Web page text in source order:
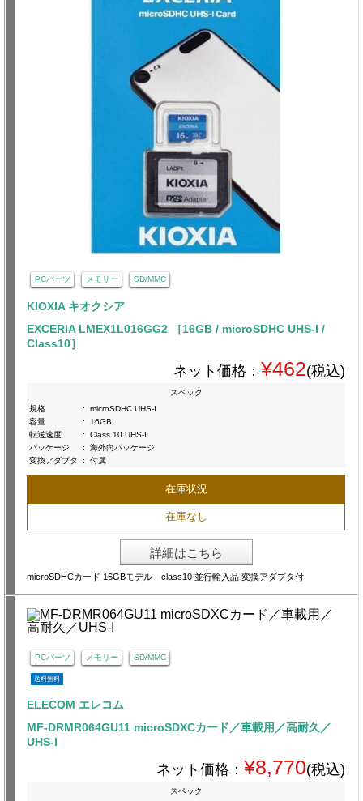
PCパーツ メモリー SD/MMC
KIOXIA キオクシア
EXCERIA LMEX1L016GG2 ［16GB / microSDHC UHS-I /
Class10］
ネット価格： ¥462(税込)
スペック
規格
:
microSDHC UHS-I
容量
:
16GB
転送速度
:
Class 10 UHS-I
パッケージ
:
海外向パッケージ
変換アダプタ
: 付属
在庫状況
在庫なし
詳細はこちら
microSDHCカード 16GBモデル class10 並行輸入品 変換アダプタ付
PCパーツ メモリー SD/MMC
送料無料
ELECOM エレコム
MF-DRMR064GU11 microSDXCカード／車載用／高耐久／
UHS-I
ネット価格： ¥8,770(税込)
スペック